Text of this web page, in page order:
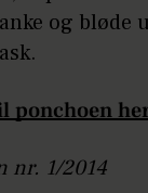
og bløde
ponchoen
nr. 1/2014